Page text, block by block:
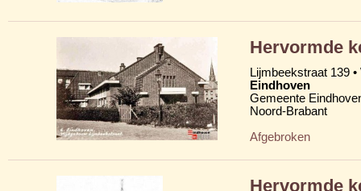
Hervormde
Lijmbeekstraat 139
Eindhoven
Gemeente
Noord-Brabant
Afgebroken
Hervormde